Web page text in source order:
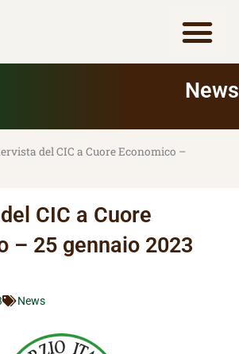
News
del CIC a Cuore Economico –
CIC a Cuore
– 25 gennaio 2023
News